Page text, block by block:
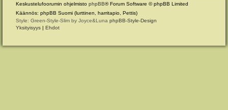
Keskustelufoorumin ohjelmisto phpBB® Forum Software © phpBB Limited
Käännös: phpBB Suomi (lurttinen, harritapio, Pettis)
Style: Green-Style-Slim by Joyce&Luna phpBB-Style-Design
Yksityisyys | Ehdot